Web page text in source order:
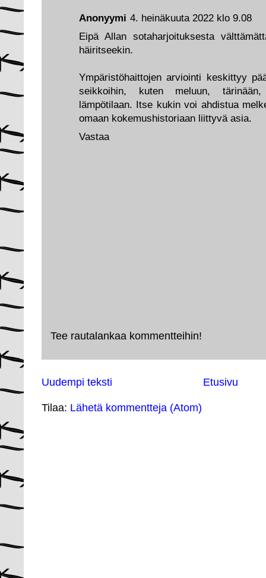
Anonyymi 4. heinäkuuta 2022 klo 9.08
Eipä Allan sotaharjoituksesta
häiritseekin.
Ympäristöhaittojen arviointi keskittyy
seikkoihin, kuten meluun, tärinään,
lämpötilaan. Itse kukin voi ahdistua
omaan kokemushistoriaan liittyvä asia.
Vastaa
Tee rautalankaa kommentteihin!
Uudempi teksti Etusivu
Tilaa: Lähetä kommentteja (Atom)